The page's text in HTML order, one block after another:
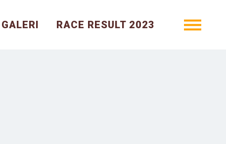
GALERI RACE RESULT 2023